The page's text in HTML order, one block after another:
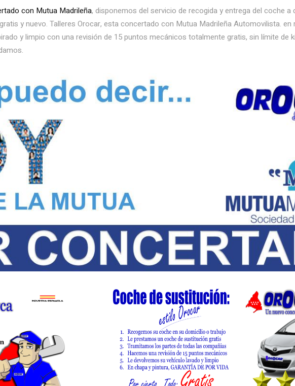
con Mutua Madrileña, disponemos del servicio de recogida y entrega del coche a
y nuevo. Talleres Orocar, esta concertado con Mutua Madrileña Automovilista. en
y limpio con una revisión de 15 puntos mecánicos totalmente gratis, sin límite de